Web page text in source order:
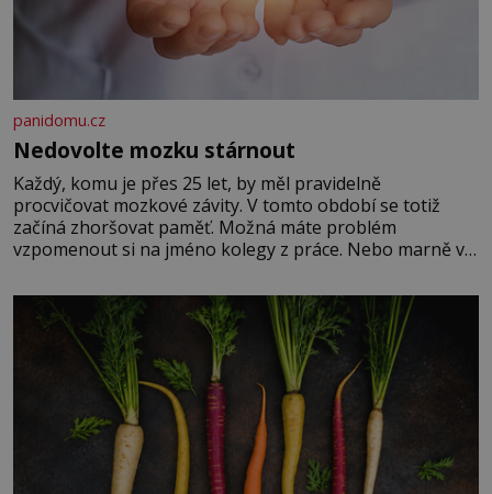
panidomu.cz
Nedovolte mozku stárnout
Každý, komu je přes 25 let, by měl pravidelně
procvičovat mozkové závity. V tomto období se totiž
začíná zhoršovat paměť. Možná máte problém
vzpomenout si na jméno kolegy z práce. Nebo marně v
Je to opravdu tak, s věkem jako kdyby se paměť
rozhodla stávkovat. Cvičte